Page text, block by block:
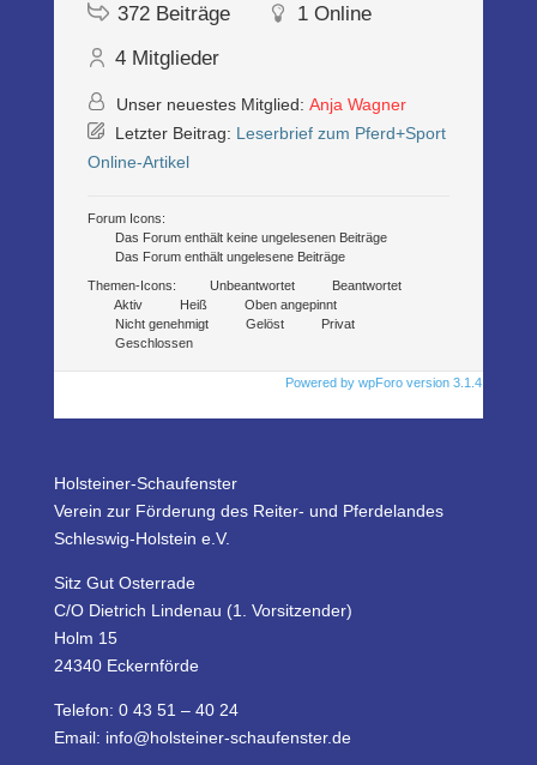
372 Beiträge 1 Online
4 Mitglieder
Unser neuestes Mitglied: Anja Wagner
Letzter Beitrag: Leserbrief zum Pferd+Sport
Online-Artikel
Forum Icons:
Das Forum enthält keine ungelesenen Beiträge
Das Forum enthält ungelesene Beiträge
Themen-Icons:
Unbeantwortet
Beantwortet
Aktiv
Heiß
Oben angepinnt
Nicht genehmigt
Gelöst
Privat
Geschlossen
Powered by wpForo version 3.1.4
Holsteiner-Schaufenster
Verein zur Förderung des Reiter- und Pferdelandes
Schleswig-Holstein e.V.
Sitz Gut Osterrade
C/O Dietrich Lindenau (1. Vorsitzender)
Holm 15
24340 Eckernförde
Telefon: 0 43 51 – 40 24
Email: info@holsteiner-schaufenster.de